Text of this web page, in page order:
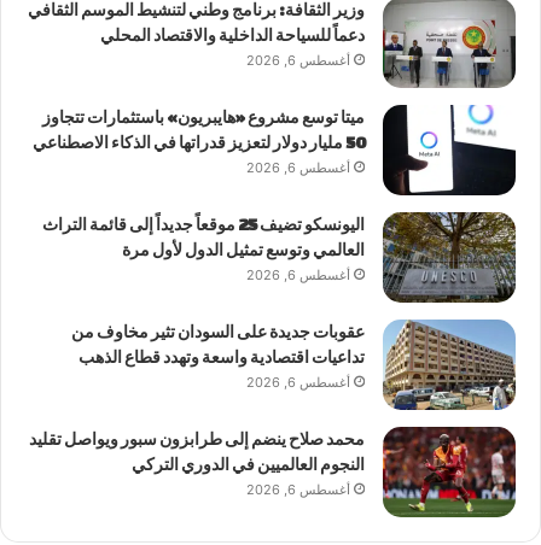
وزير الثقافة: برنامج وطني لتنشيط الموسم الثقافي
دعماً للسياحة الداخلية والاقتصاد المحلي
أغسطس 6, 2026
ميتا توسع مشروع «هايبريون» باستثمارات تتجاوز
50 مليار دولار لتعزيز قدراتها في الذكاء الاصطناعي
أغسطس 6, 2026
اليونسكو تضيف 25 موقعاً جديداً إلى قائمة التراث
العالمي وتوسع تمثيل الدول لأول مرة
أغسطس 6, 2026
عقوبات جديدة على السودان تثير مخاوف من
تداعيات اقتصادية واسعة وتهدد قطاع الذهب
أغسطس 6, 2026
محمد صلاح ينضم إلى طرابزون سبور ويواصل تقليد
النجوم العالميين في الدوري التركي
أغسطس 6, 2026